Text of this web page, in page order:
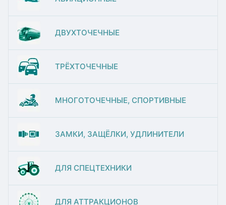
ДВУХТОЧЕЧНЫЕ
ТРЁХТОЧЕЧНЫЕ
МНОГОТОЧЕЧНЫЕ, СПОРТИВНЫЕ
ЗАМКИ, ЗАЩЁЛКИ, УДЛИНИТЕЛИ
ДЛЯ СПЕЦТЕХНИКИ
ДЛЯ АТТРАКЦИОНОВ